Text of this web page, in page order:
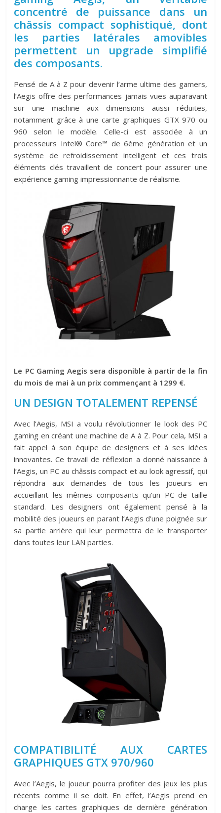
concentré de puissance dans un
châssis compact sophistiqué, dont
les parties latérales amovibles
permettent un upgrade simplifié
des composants.
Pensé de A à Z pour devenir l’arme ultime des gamers,
l’Aegis offre des performances jamais vues auparavant
sur une machine aux dimensions aussi réduites,
notamment grâce à une carte graphiques GTX 970 ou
960 selon le modèle. Celle-ci est associée à un
processeurs Intel® Core™ de 6ème génération et un
système de refroidissement intelligent et ces trois
éléments clés travaillent de concert pour assurer une
expérience gaming impressionnante de réalisme.
Le PC Gaming Aegis sera disponible à partir de la fin
du mois de mai à un prix commençant à 1299 €.
UN DESIGN TOTALEMENT REPENSÉ
Avec l’Aegis, MSI a voulu révolutionner le look des PC
gaming en créant une machine de A à Z. Pour cela, MSI a
fait appel à son équipe de designers et à ses idées
innovantes. Ce travail de réflexion a donné naissance à
l’Aegis, un PC au châssis compact et au look agressif, qui
répondra aux demandes de tous les joueurs en
accueillant les mêmes composants qu’un PC de taille
standard. Les designers ont également pensé à la
mobilité des joueurs en parant l’Aegis d’une poignée sur
sa partie arrière qui leur permettra de le transporter
dans toutes leur LAN parties.
COMPATIBILITÉ AUX CARTES
GRAPHIQUES GTX 970/960
Avec l’Aegis, le joueur pourra profiter des jeux les plus
récents comme il se doit. En effet, l’Aegis prend en
charge les cartes graphiques de dernière génération